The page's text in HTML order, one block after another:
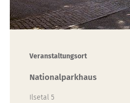
Veranstaltungsort
Nationalparkhaus
Ilsetal 5